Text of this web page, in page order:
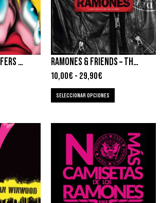
AMYL AND THE SNIFFERS – COMFORT TO ME RAMONES & FRIENDS – THE MANY FACES OF RAMONES
10,00€ - 29,90€
SELECCIONAR OPCIONES